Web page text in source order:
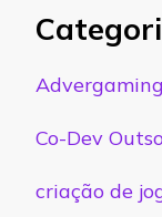
Advergaming
Co-Dev
criação de